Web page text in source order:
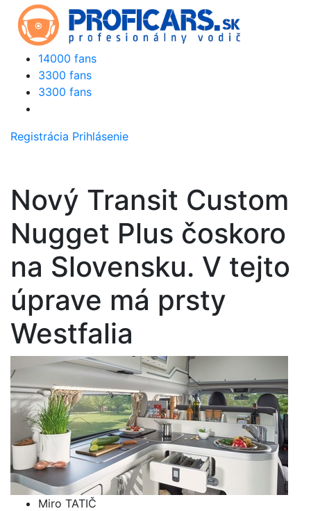
14000 fans
3300 fans
3300 fans
Registrácia Prihlásenie
Nový Transit Custom
Nugget Plus čoskoro
na Slovensku. V tejto
úprave má prsty
Westfalia
Miro TATIČ